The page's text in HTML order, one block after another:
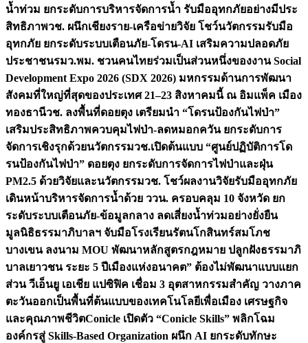
น้ำท่วม ยกระดับการบริหารจัดการน้ำ รับมืออุทกภัยอย่างมีประ
สิทธิภาพวช. ผนึกเชียงราย-เครือข่ายวิจัย โชว์นวัตกรรมรับมือ
อุทกภัย ยกระดับระบบเตือนภัย-โดรน-AI เสริมความปลอดภัย
ประชาชนรมว.พม. ชวนคนไทยร่วมเป็นส่วนหนึ่งของงาน Social
Development Expo 2026 (SDX 2026) มหกรรมด้านการพัฒนา
สังคมที่ใหญ่ที่สุดของประเทศ 21–23 สิงหาคมนี้ ณ อิมแพ็ค เมือง
ทองธานีวช. ลงพื้นที่ดอยตุง เตรียมนำ “โดรนป้องกันไฟป่า”
เสริมประสิทธิภาพควบคุมไฟป่า-ลดหมอกควัน ยกระดับการ
จัดการเชิงรุกด้วยนวัตกรรมวช.เปิดต้นแบบ “ศูนย์ปฏิบัติการโด
รนป้องกันไฟป่า” ดอยตุง ยกระดับการจัดการไฟป่าและฝุ่น
PM2.5 ด้วยวิจัยและนวัตกรรมวช. โชว์ผลงานวิจัยรับมืออุทกภัย
เดินหน้าบริหารจัดการน้ำด้วย ววน. ครอบคลุม 10 จังหวัด ยก
ระดับระบบเตือนภัย-ข้อมูลกลาง ลดเสี่ยงน้ำท่วมอย่างยั่งยืน
มูลนิธิธรรมาภิบาลฯ จับมือโรงเรียนรัตนโกสินทร์สมโภช
บางเขน ลงนาม MOU พัฒนาหลักสูตรกฎหมาย ปลูกฝังธรรมาภิ
บาลเยาวชน ระยะ 5 ปีเมืองแห่งอนาคต” ต้องไม่พัฒนาแบบแยก
ส่วน วีเอ็นยู เอเชีย แปซิฟิค เชื่อม 3 อุตสาหกรรมสำคัญ วางภาค
ตะวันออกเป็นพื้นที่ต้นแบบของเทคโนโลยีเพื่อเมือง เศรษฐกิจ
และคุณภาพชีวิตConicle เปิดตัว “Conicle Skills” พลิกโฉม
องค์กรสู่ Skills-Based Organization ผนึก AI ยกระดับทักษะ